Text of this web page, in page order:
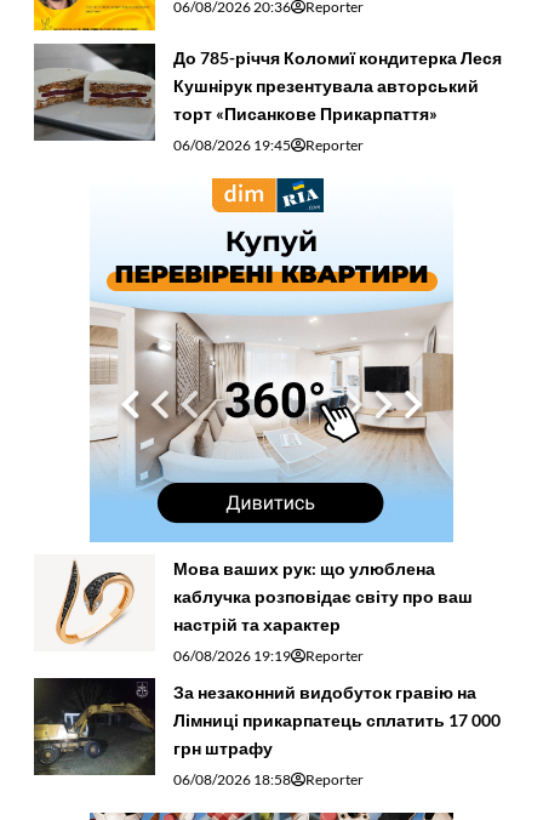
06/08/2026 20:36 Reporter
До 785-річчя Коломиї кондитерка Леся
Кушнірук презентувала авторський
торт «Писанкове Прикарпаття»
06/08/2026 19:45 Reporter
Мова ваших рук: що улюблена
каблучка розповідає світу про ваш
настрій та характер
06/08/2026 19:19 Reporter
За незаконний видобуток гравію на
Лімниці прикарпатець сплатить 17 000
грн штрафу
06/08/2026 18:58 Reporter